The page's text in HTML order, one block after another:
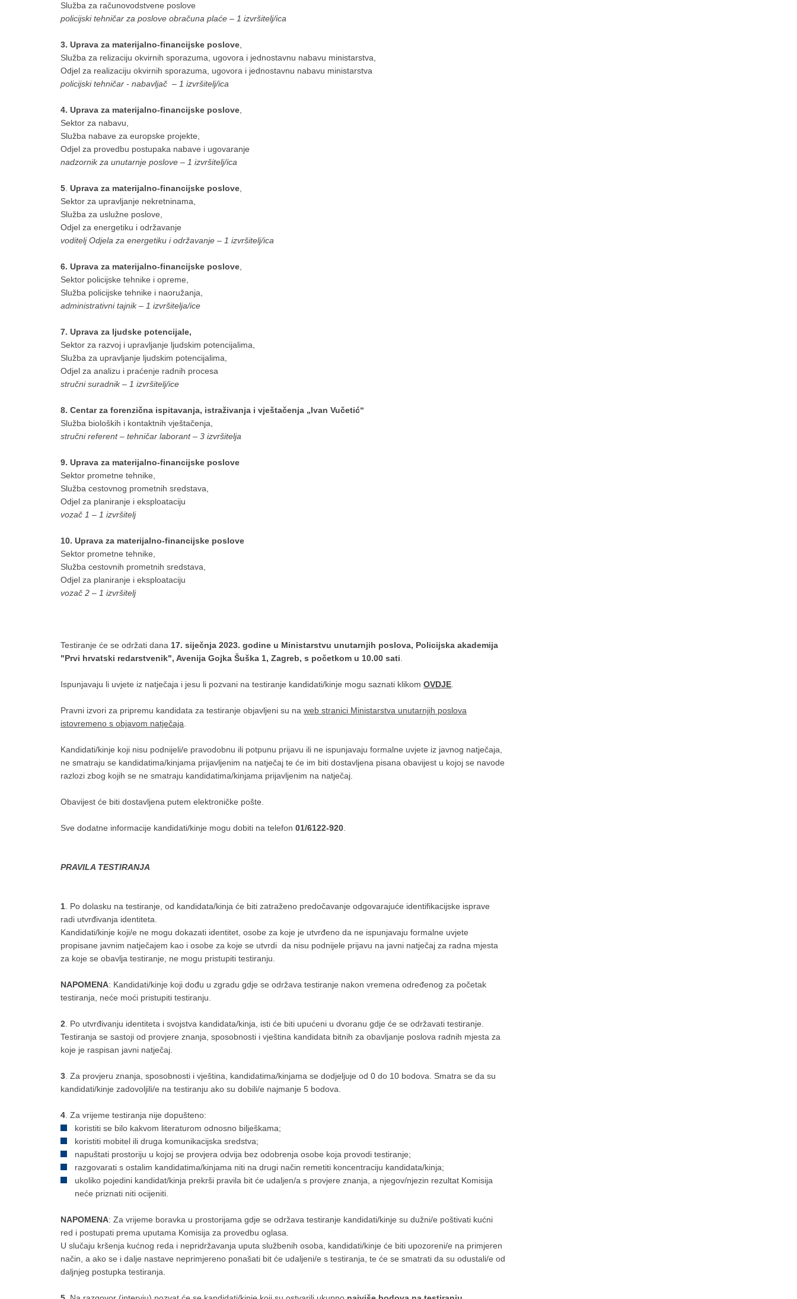
Služba za računovodstvene poslove
policijski tehničar za poslove obračuna plaće – 1 izvršitelj/ica
3. Uprava za materijalno-financijske poslove
Služba za relizaciju okvirnih sporazuma, ugovora i jednostavnu nabavu ministarstva,
Odjel za realizaciju okvirnih sporazuma, ugovora i jednostavnu nabavu ministarstva
policijski tehničar - nabavljač – 1 izvršitelj/ica
4. Uprava za materijalno-financijske poslove
Sektor za nabavu,
Služba nabave za europske projekte,
Odjel za provedbu postupaka nabave i ugovaranje
nadzornik za unutarnje poslove – 1 izvršitelj/ica
5 Uprava za materijalno-financijske poslove
Sektor za upravljanje nekretninama,
Služba za uslužne poslove,
Odjel za energetiku i održavanje
voditelj Odjela za energetiku i održavanje – 1 izvršitelj/ica
6. Uprava za materijalno-financijske poslove
Sektor policijske tehnike i opreme,
Služba policijske tehnike i naoružanja,
administrativni tajnik – 1 izvršitelja/ice
7. Uprava za ljudske potencijale,
Sektor za razvoj i upravljanje ljudskim potencijalima,
Služba za upravljanje ljudskim potencijalima,
Odjel za analizu i praćenje radnih procesa
stručni suradnik – 1 izvršitelj/ice
8. Centar za forenzična ispitavanja, istraživanja i vještačenja „Ivan Vučetić“
Služba bioloških i kontaktnih vještačenja,
stručni referent – tehničar laborant – 3 izvršitelja
9. Uprava za materijalno-financijske poslove
Sektor prometne tehnike,
Služba cestovnog prometnih sredstava,
Odjel za planiranje i eksploataciju
vozač 1 – 1 izvršitelj
10. Uprava za materijalno-financijske poslove
Sektor prometne tehnike,
Služba cestovnih prometnih sredstava,
Odjel za planiranje i eksploataciju
vozač 2 – 1 izvršitelj
Testiranje će se održati dana 17. siječnja 2023. godine u Ministarstvu unutarnjih poslova, Policijska akademija
"Prvi hrvatski redarstvenik", Avenija Gojka Šuška 1, Zagreb, s početkom u 10.00 sati
Ispunjavaju li uvjete iz natječaja i jesu li pozvani na testiranje kandidati/kinje mogu saznati klikom OVDJE
Pravni izvori za pripremu kandidata za testiranje objavljeni su na web stranici Ministarstva unutarnjih poslova
istovremeno s objavom natječaja
Kandidati/kinje koji nisu podnijeli/e pravodobnu ili potpunu prijavu ili ne ispunjavaju formalne uvjete iz javnog natječaja,
ne smatraju se kandidatima/kinjama prijavljenim na natječaj te će im biti dostavljena pisana obavijest u kojoj se navode
razlozi zbog kojih se ne smatraju kandidatima/kinjama prijavljenim na natječaj.
Obavijest će biti dostavljena putem elektroničke pošte.
Sve dodatne informacije kandidati/kinje mogu dobiti na telefon 01/6122-920
PRAVILA TESTIRANJA
1 . Po dolasku na testiranje, od kandidata/kinja će biti zatraženo predočavanje odgovarajuće identifikacijske isprave
radi utvrđivanja identiteta.
Kandidati/kinje koji/e ne mogu dokazati identitet, osobe za koje je utvrđeno da ne ispunjavaju formalne uvjete
propisane javnim natječajem kao i osobe za koje se utvrdi da nisu podnijele prijavu na javni natječaj za radna mjesta
za koje se obavlja testiranje, ne mogu pristupiti testiranju.
NAPOMENA: Kandidati/kinje koji dođu u zgradu gdje se održava testiranje nakon vremena određenog za početak
testiranja, neće moći pristupiti testiranju.
2 . Po utvrđivanju identiteta i svojstva kandidata/kinja, isti će biti upućeni u dvoranu gdje će se održavati testiranje.
Testiranja se sastoji od provjere znanja, sposobnosti i vještina kandidata bitnih za obavljanje poslova radnih mjesta za
koje je raspisan javni natječaj.
3 . Za provjeru znanja, sposobnosti i vještina, kandidatima/kinjama se dodjeljuje od 0 do 10 bodova. Smatra se da su
kandidati/kinje zadovoljili/e na testiranju ako su dobili/e najmanje 5 bodova.
4 . Za vrijeme testiranja nije dopušteno:
koristiti se bilo kakvom literaturom odnosno bilješkama;
koristiti mobitel ili druga komunikacijska sredstva;
napuštati prostoriju u kojoj se provjera odvija bez odobrenja osobe koja provodi testiranje;
razgovarati s ostalim kandidatima/kinjama niti na drugi način remetiti koncentraciju kandidata/kinja;
ukoliko pojedini kandidat/kinja prekrši pravila bit će udaljen/a s provjere znanja, a njegov/njezin rezultat Komisija
neće priznati niti ocijeniti.
NAPOMENA: Za vrijeme boravka u prostorijama gdje se održava testiranje kandidati/kinje su dužni/e poštivati kućni
red i postupati prema uputama Komisija za provedbu oglasa.
U slučaju kršenja kućnog reda i nepridržavanja uputa službenih osoba, kandidati/kinje će biti upozoreni/e na primjeren
način, a ako se i dalje nastave neprimjereno ponašati bit će udaljeni/e s testiranja, te će se smatrati da su odustali/e od
daljnjeg postupka testiranja.